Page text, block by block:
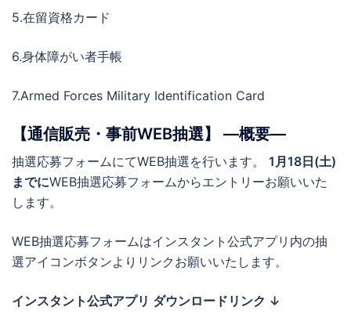
5.在留資格カード
6.身体障がい者手帳
7.Armed Forces Military Identification Card
【通信販売・事前WEB抽選】 ―概要―
抽選応募フォームにてWEB抽選を行います。 1月18日(土)
までにWEB抽選応募フォームからエントリーお願いいた
します。
WEB抽選応募フォームはインスタント公式アプリ内の抽
選アイコンボタンよりリンクお願いいたします。
インスタント公式アプリ ダウンロードリンク ↓